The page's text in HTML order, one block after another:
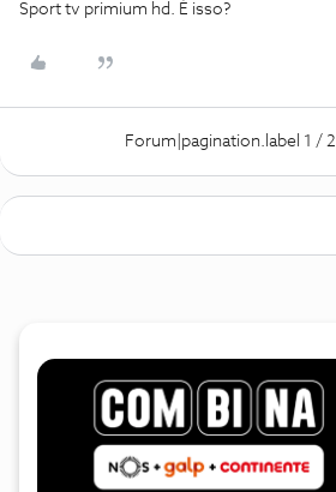
Sport tv primium hd. É isso?
Forum|pagination.label 1 / 2